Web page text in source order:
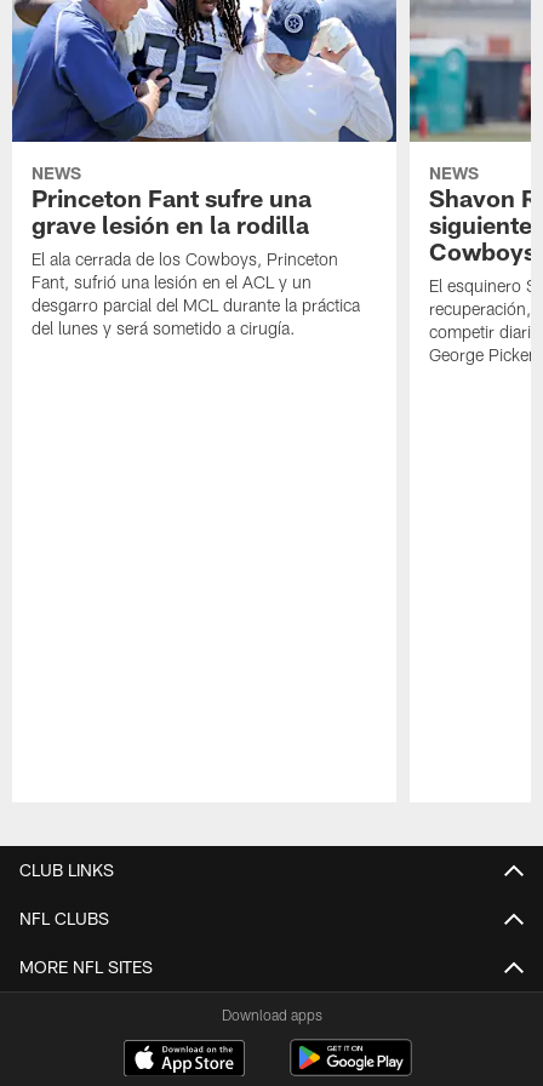
NEWS
Princeton Fant sufre una
grave lesión en la rodilla
El ala cerrada de los Cowboys, Princeton
Fant, sufrió una lesión en el ACL y un
desgarro parcial del MCL durante la práctica
del lunes y será sometido a cirugía.
NEWS
Shavon
siguiente
Cowboys
El esquinero
recuperación,
competir
George
CLUB LINKS
NFL CLUBS
MORE NFL SITES
Download apps